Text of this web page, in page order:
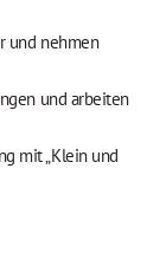
und nehmen
und arbeiten
mit „Klein und